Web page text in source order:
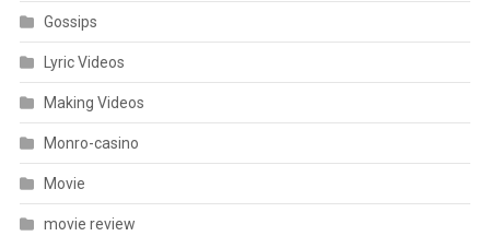
Gossips
Lyric Videos
Making Videos
Monro-casino
Movie
movie review